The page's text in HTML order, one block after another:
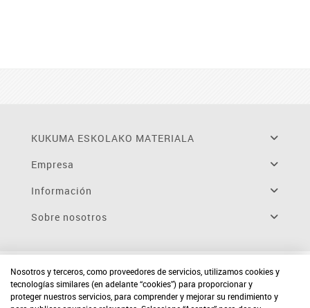
KUKUMA ESKOLAKO MATERIALA
Empresa
Información
Sobre nosotros
Nosotros y terceros, como proveedores de servicios, utilizamos cookies y
tecnologías similares (en adelante “cookies”) para proporcionar y
proteger nuestros servicios, para comprender y mejorar su rendimiento y